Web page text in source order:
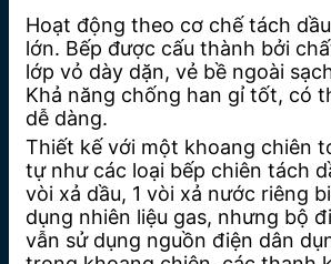
Hoạt động theo cơ chế tách
lớn. Bếp được cấu thành bởi
lớp vỏ dày dặn, vẻ bề ngoài
Khả năng chống han gỉ tốt, có
dễ dàng.
Thiết kế với một khoang chiên
tự như các loại bếp chiên tách
vòi xả dầu, 1 vòi xả nước riêng
dụng nhiên liệu gas, nhưng bộ
vẫn sử dụng nguồn điện dân